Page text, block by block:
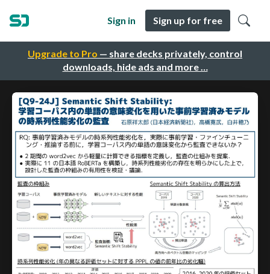
Upgrade to Pro — share decks privately, control
downloads, hide ads and more …
Sign in Sign up for free